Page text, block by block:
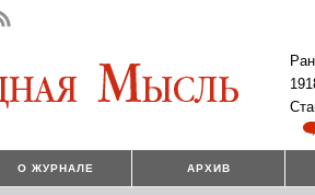
О ЖУРНАЛЕ АРХИВ